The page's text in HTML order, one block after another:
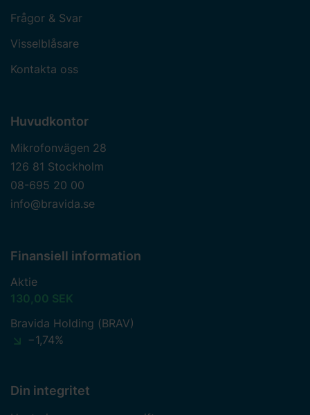
Frågor & Svar
Visselblåsare
Kontakta oss
Huvudkontor
Mikrofonvägen 28
126 81 Stockholm
08-695 20 00
info@bravida.se
Finansiell information
Aktie
130,00 SEK
Bravida Holding (BRAV)
−1,74%
Din integritet